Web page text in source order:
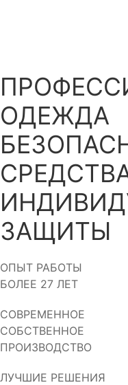
ОДЕЖДА
ЗАЩИТЫ
ОПЫТ РАБОТЫ
БОЛЕЕ 27 ЛЕТ
СОВРЕМЕННОЕ
СОБСТВЕННОЕ
ПРОИЗВОДСТВО
ЛУЧШИЕ РЕШЕНИЯ